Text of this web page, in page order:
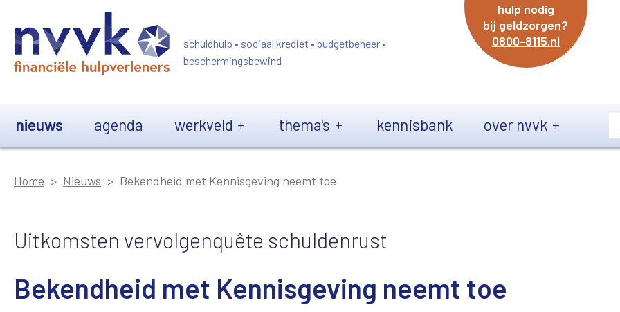
schuldhulp • sociaal krediet • budgetbeheer •
beschermingsbewind
hulp nodig
bij geldzorgen?
0800-8115.nl
nieuws agenda werkveld thema's kennisbank over nvvk
Home Nieuws Bekendheid met Kennisgeving neemt toe
Uitkomsten vervolgenquête schuldenrust
Bekendheid met Kennisgeving neemt toe